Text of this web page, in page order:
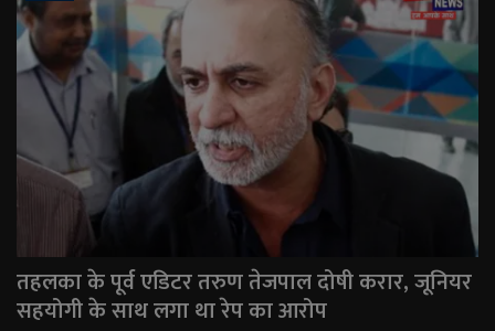
तहलका के पूर्व एडिटर तरुण तेजपाल दोषी करार, जूनियर
सहयोगी के साथ लगा था रेप का आरोप